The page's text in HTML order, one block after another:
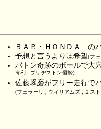
ＢＡＲ・ＨＯＮＤＡ の
予想と言うよりは希望(フ
バトン奇跡のポールで大
有利 , ブリヂストン優勢)
佐藤琢磨がフリー走行で
(フェラーリ , ウィリアムズ , ２ス